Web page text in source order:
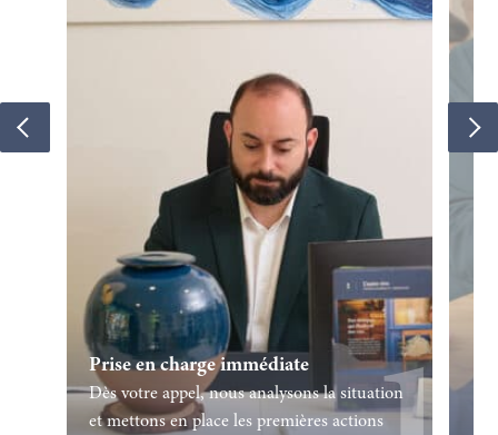
Prise en charge immédiate
Dès votre appel, nous analysons la situation
et mettons en place les premières actions